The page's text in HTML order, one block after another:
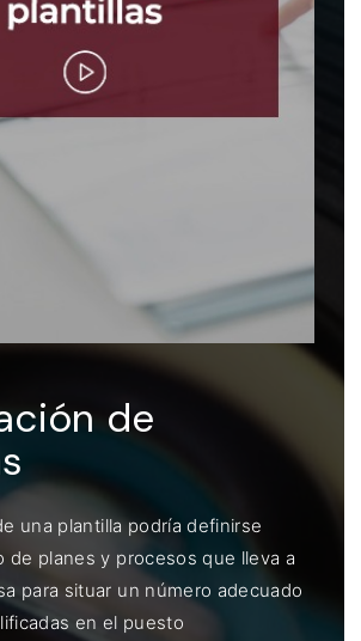
de
una plantilla podría definirse
de planes y procesos que lleva a
para situar un número adecuado
en el puesto
ENTRAR